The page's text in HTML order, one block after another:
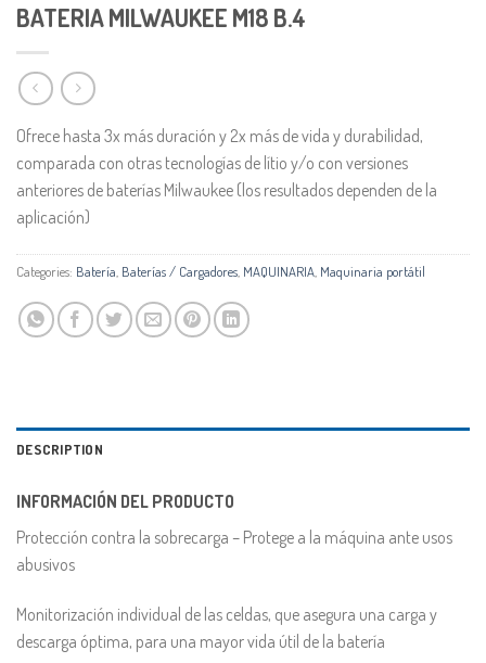
BATERIA MILWAUKEE M18 B.4
Ofrece hasta 3x más duración y 2x más de vida y durabilidad,
comparada con otras tecnologías de lítio y/o con versiones
anteriores de baterías Milwaukee (los resultados dependen de la
aplicación)
Categories: Batería Baterías / Cargadores MAQUINARIA Maquinaria portátil
DESCRIPTION
INFORMACIÓN DEL PRODUCTO
Protección contra la sobrecarga – Protege a la máquina ante usos
abusivos
Monitorización individual de las celdas, que asegura una carga y
descarga óptima, para una mayor vida útil de la batería